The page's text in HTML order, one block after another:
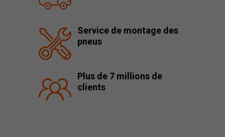
Service de montage des
pneus
Plus de 7 millions de
clients